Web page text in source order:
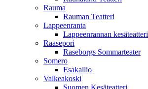
Rauma
Rauman Teatteri
Lappeenranta
Lappeenrannan kesäteatteri
Raasepori
Raseborgs Sommarteater
Somero
Esakallio
Valkeakoski
Suomen Kesäteatteri